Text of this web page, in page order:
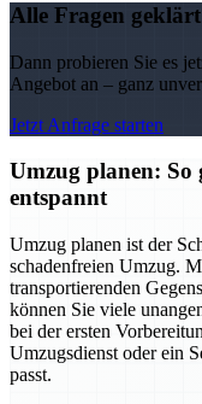
Alle Fragen
Dann probieren Sie es
Angebot an – ganz
Jetzt Anfrage starten
Umzug planen: So
entspannt
Umzug planen ist der
schadenfreien Umzug.
transportierenden
können Sie viele
bei der ersten
Umzugsdienst oder ein
passt.